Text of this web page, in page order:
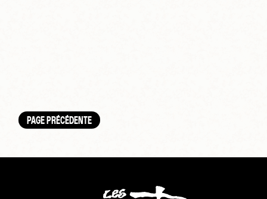
PAGE PRÉCÉDENTE